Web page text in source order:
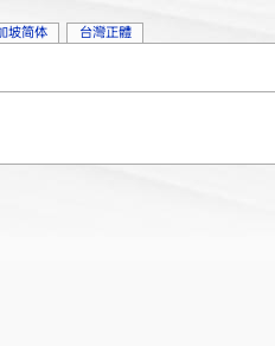
坡简体 台灣正體